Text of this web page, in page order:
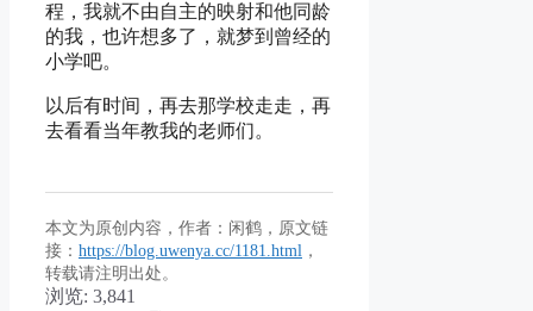
程，我就不由自主的映射和他同龄
的我，也许想多了，就梦到曾经的
小学吧。
以后有时间，再去那学校走走，再
去看看当年教我的老师们。
本文为原创内容，作者：闲鹤，原文链
接： https://blog.uwenya.cc/1181.html ，
转载请注明出处。
浏览: 3,841